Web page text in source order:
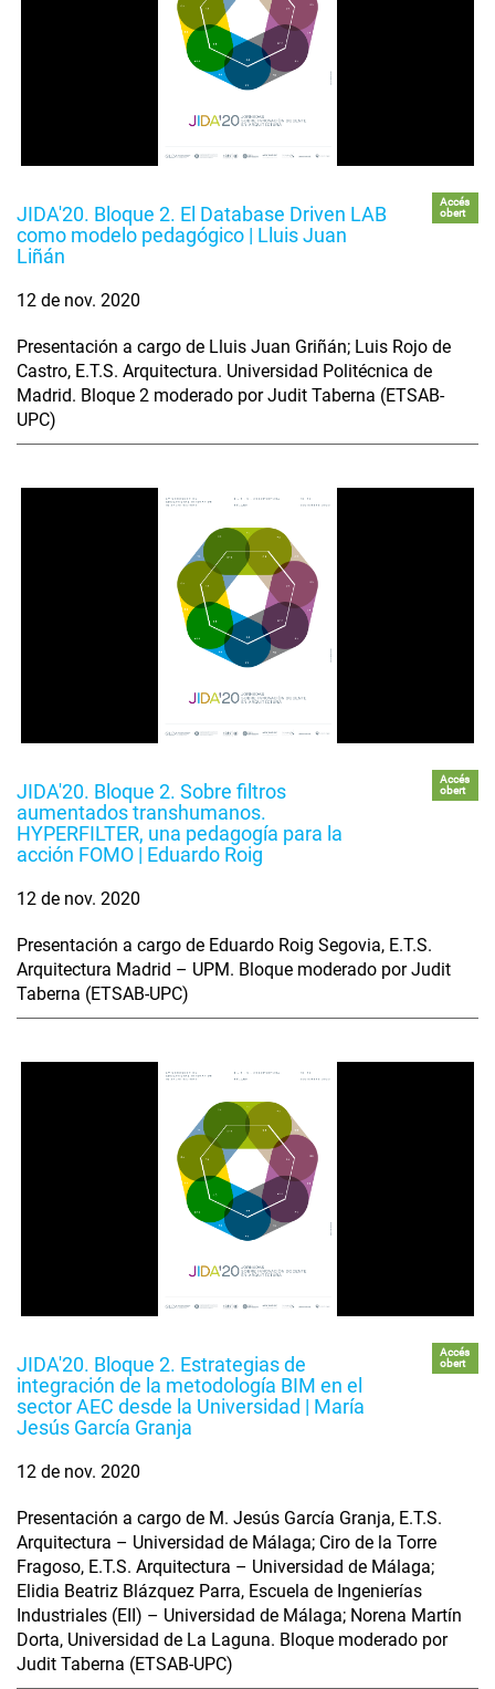
JIDA'20. Bloque 2. El Database Driven LAB
como modelo pedagógico | Lluis Juan
Liñán
Accés
obert
12 de nov. 2020
Presentación a cargo de Lluis Juan Griñán; Luis Rojo de
Castro, E.T.S. Arquitectura. Universidad Politécnica de
Madrid. Bloque 2 moderado por Judit Taberna (ETSAB-
UPC)
JIDA'20. Bloque 2. Sobre filtros
aumentados transhumanos.
HYPERFILTER, una pedagogía para la
acción FOMO | Eduardo Roig
Accés
obert
12 de nov. 2020
Presentación a cargo de Eduardo Roig Segovia, E.T.S.
Arquitectura Madrid – UPM. Bloque moderado por Judit
Taberna (ETSAB-UPC)
JIDA'20. Bloque 2. Estrategias de
integración de la metodología BIM en el
sector AEC desde la Universidad | María
Jesús García Granja
Accés
obert
12 de nov. 2020
Presentación a cargo de M. Jesús García Granja, E.T.S.
Arquitectura – Universidad de Málaga; Ciro de la Torre
Fragoso, E.T.S. Arquitectura – Universidad de Málaga;
Elidia Beatriz Blázquez Parra, Escuela de Ingenierías
Industriales (EII) – Universidad de Málaga; Norena Martín
Dorta, Universidad de La Laguna. Bloque moderado por
Judit Taberna (ETSAB-UPC)